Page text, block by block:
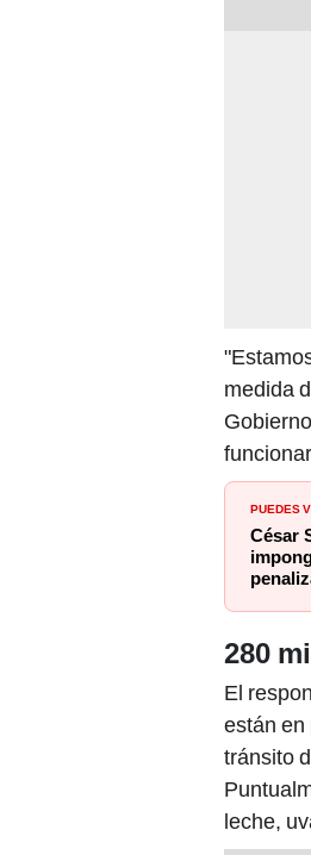
medida
PUEDES
César
280
El
están en
tránsito
leche,